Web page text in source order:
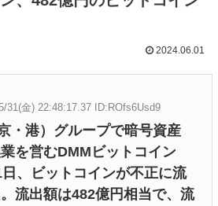
2024.06.01
31(金) 22:48:17.37 ID:ROfs6Usd9
・港）グループで暗号資産
業を営むDMMビットコイン
日、ビットコインが不正に流
流出額は482億円相当で、流